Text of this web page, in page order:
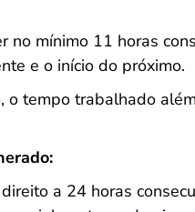
no mínimo 11 horas
e o início do próximo.
o tempo trabalhado
a 24 horas